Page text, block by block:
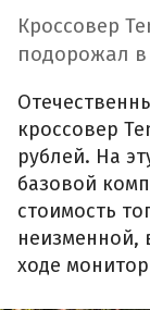
Кроссовер
подорожал в
кроссовер
рублей. На
базовой
стоимость
неизменной,
ходе